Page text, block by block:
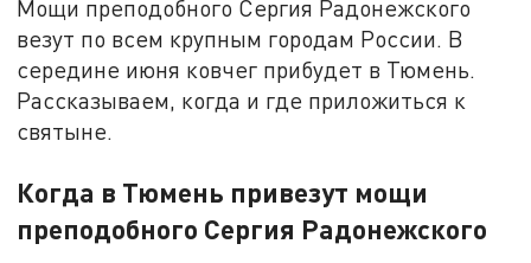
Мощи преподобного Сергия Радонежского
везут по всем крупным городам России. В
середине июня ковчег прибудет в Тюмень.
Рассказываем, когда и где приложиться к
святыне.
Когда в Тюмень привезут мощи
преподобного Сергия Радонежского